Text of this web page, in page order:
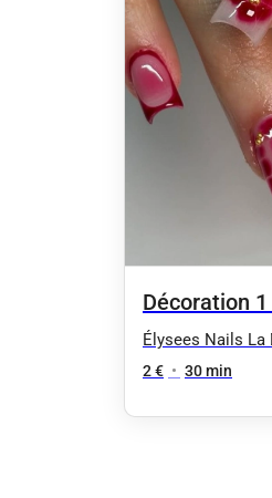
Décoration
Élysees Nails La
2 € • 30 min